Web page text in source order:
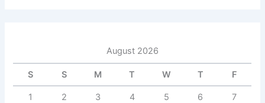
August 2026
S S M T W T F
1 2 3 4 5 6
7